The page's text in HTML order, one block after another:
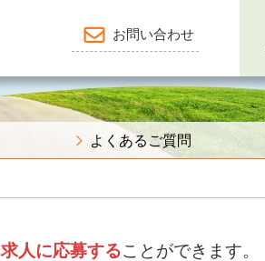
お問い合わせ
よくあるご質問
求人に応募することができます。